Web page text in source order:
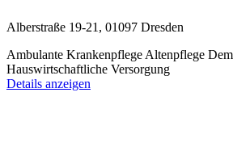
Alberstraße 19-21, 01097 Dresden
Ambulante Krankenpflege Altenpflege
Hauswirtschaftliche Versorgung
Details anzeigen